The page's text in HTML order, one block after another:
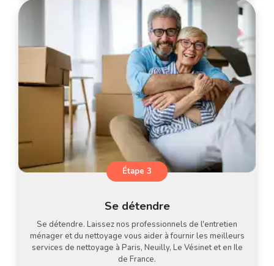
Étape 3
Se détendre
Se détendre. Laissez nos professionnels de l'entretien
ménager et du nettoyage vous aider à fournir les meilleurs
services de nettoyage à Paris, Neuilly, Le Vésinet et en Ile
de France.